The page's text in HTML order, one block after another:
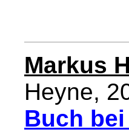
Markus
Heyne,
Buch